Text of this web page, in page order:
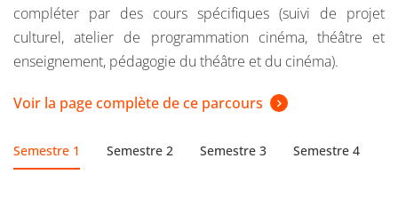
compléter par des cours spécifiques (suivi de projet
culturel, atelier de programmation cinéma, théâtre et
enseignement, pédagogie du théâtre et du cinéma).
Voir la page complète de ce parcours
Semestre 1 Semestre 2 Semestre 3 Semestre 4